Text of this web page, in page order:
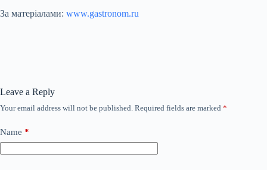
За матеріалами: www.gastronom.ru
Leave a Reply
Your email address will not be published. Required fields are marked *
Name *